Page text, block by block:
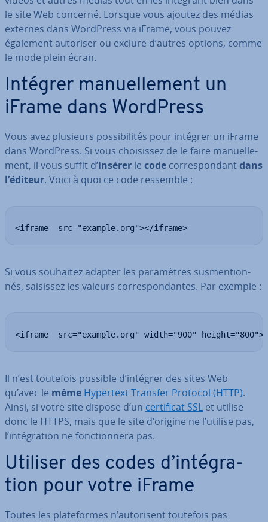
le site Web concerné. Lorsque vous ajoutez des médias
externes dans WordPress via iFrame, vous pouvez
également autoriser ou exclure d’autres options, comme
le mode plein écran.
Intégrer ma­nuel­le­ment un
iFrame dans WordPress
Vous avez plusieurs pos­si­bi­li­tés pour intégrer un iFrame
dans WordPress. Si vous choi­sis­sez de le faire ma­nuel­le­
ment, il vous suffit d’insérer le code cor­res­pon­dantdans
l’éditeur. Voici à quoi ce code ressemble :
<iframe  src="example.org"></iframe>
Si vous souhaitez adapter les pa­ra­mètres sus­men­tion­
nés, saisissez les valeurs cor­res­pon­dantes. Par exemple :
<iframe  src="example.org" width="900"
Il n’est toutefois possible d’intégrer des sites Web
qu’avec le même Hypertext Transfer Protocol (HTTP).
Ainsi, si votre site dispose d’un cer­ti­fi­cat SSL et utilise
donc le HTTPS, mais que le site d’origine ne l’utilise pas,
l’in­té­gra­tion ne fonc­tion­nera pas.
Utiliser des codes d’in­té­gra­
tion pour votre iFrame
Toutes les pla­te­formes n’au­to­ri­sent toutefois pas